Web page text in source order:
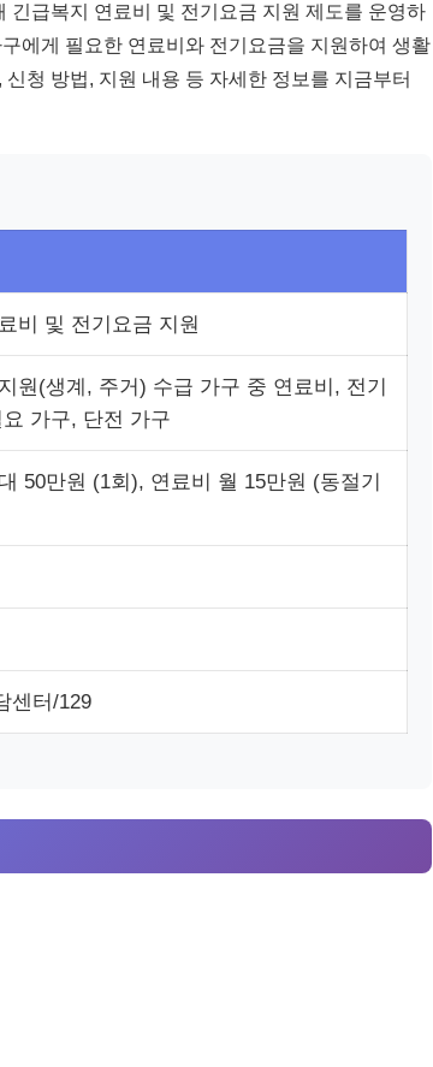
급복지 연료비 및 전기요금 지원 제도를 운영하
에게 필요한 연료비와 전기요금을 지원하여 생활
청 방법, 지원 내용 등 자세한 정보를 지금부터
비 및 전기요금 지원
원(생계, 주거) 수급 가구 중 연료비, 전기
가구, 단전 가구
50만원 (1회), 연료비 월 15만원 (동절기
센터/129